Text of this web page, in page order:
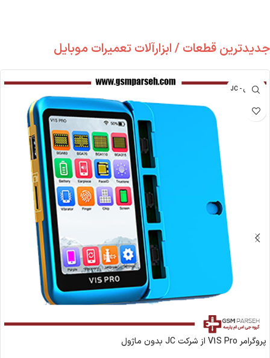
جدیدترین قطعات / ابزارآلات تعمیرات موبایل
جی سی - JC
پروگرامر V1S Pro از شرکت JC بدون ماژول